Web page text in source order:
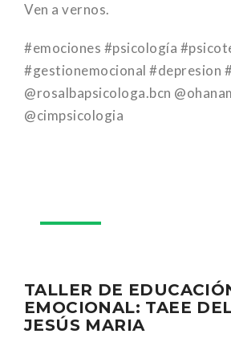
Ven a vernos.
#emociones #psicología
#gestionemocional #depresion
@rosalbapsicologa.bcn
@cimpsicologia
TALLER DE
EMOCIONAL: TAEE
JESÚS MARIA